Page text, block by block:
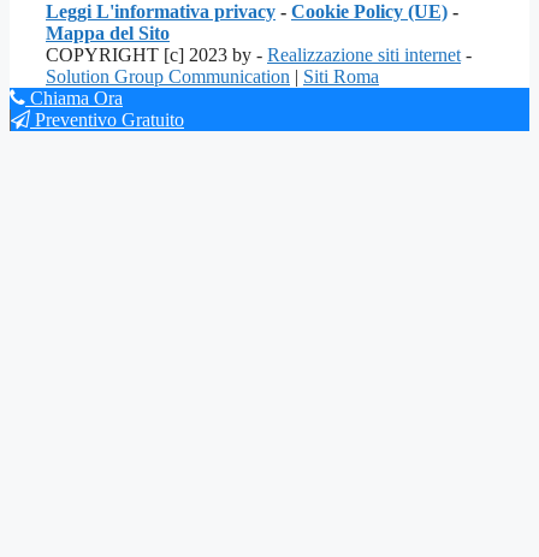
Leggi L'informativa privacy - Cookie Policy (UE) -
Mappa del Sito
COPYRIGHT [c] 2023 by - Realizzazione siti internet -
Solution Group Communication | Siti Roma
Chiama Ora
Preventivo Gratuito